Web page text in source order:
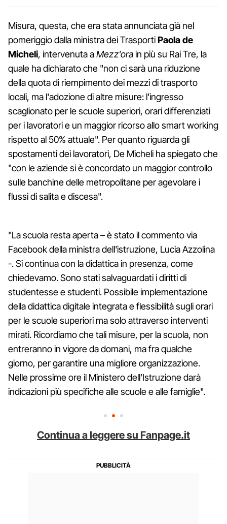
Misura, questa, che era stata annunciata già nel
pomeriggio dalla ministra dei TrasportiPaola de
Micheli, intervenuta aMezz'orain più su Rai Tre, la
quale ha dichiarato che "non ci sarà una riduzione
della quota di riempimento dei mezzi di trasporto
locali, ma l'adozione di altre misure: l'ingresso
scaglionato per le scuole superiori, orari differenziati
per i lavoratori e un maggior ricorso allo smart working
rispetto al 50% attuale". Per quanto riguarda gli
spostamenti dei lavoratori, De Micheli ha spiegato che
"con le aziende si è concordato un maggior controllo
sulle banchine delle metropolitane per agevolare i
flussi di salita e discesa".
"La scuola resta aperta – è stato il commento via
Facebook della ministra dell'istruzione, Lucia Azzolina
-. Si continua con la didattica in presenza, come
chiedevamo. Sono stati salvaguardati i diritti di
studentesse e studenti. Possibile implementazione
della didattica digitale integrata e flessibilità sugli orari
per le scuole superiori ma solo attraverso interventi
mirati. Ricordiamo che tali misure, per la scuola, non
entreranno in vigore da domani, ma fra qualche
giorno, per garantire una migliore organizzazione.
Nelle prossime ore il Ministero dell’Istruzione darà
indicazioni più specifiche alle scuole e alle famiglie".
Continua a leggere su Fanpage.it